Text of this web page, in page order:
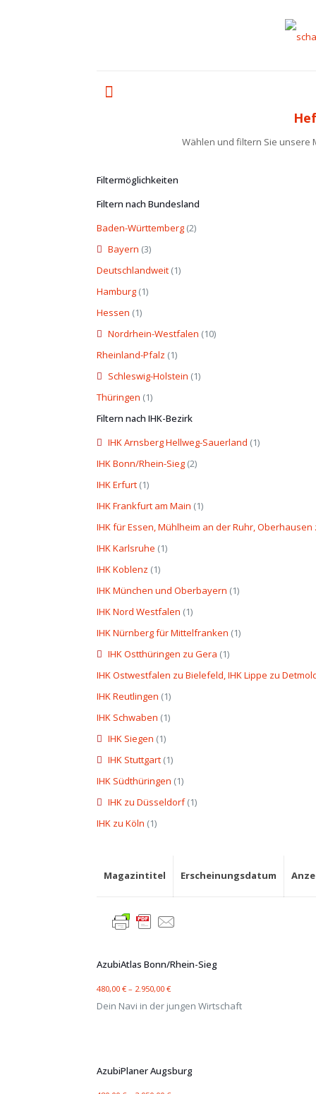
Wählen und filtern Sie unsere
Filtermöglichkeiten
Filtern nach Bundesland
Baden-Württemberg (2)
Bayern (3)
Deutschlandweit (1)
Hamburg (1)
Hessen (1)
Nordrhein-Westfalen (10)
Rheinland-Pfalz (1)
Schleswig-Holstein (1)
Thüringen (1)
Filtern nach IHK-Bezirk
IHK Arnsberg Hellweg-Sauerland (1)
IHK Bonn/Rhein-Sieg (2)
IHK Erfurt (1)
IHK Frankfurt am Main (1)
IHK für Essen, Mühlheim an der Ruhr, Oberhausen
IHK Karlsruhe (1)
IHK Koblenz (1)
IHK München und Oberbayern (1)
IHK Nord Westfalen (1)
IHK Nürnberg für Mittelfranken (1)
IHK Ostthüringen zu Gera (1)
IHK Ostwestfalen zu Bielefeld, IHK Lippe zu
IHK Reutlingen (1)
IHK Schwaben (1)
IHK Siegen (1)
IHK Stuttgart (1)
IHK Südthüringen (1)
IHK zu Düsseldorf (1)
IHK zu Köln (1)
Magazintitel Erscheinungsdatum
AzubiAtlas Bonn/Rhein-Sieg
480,00 € – 2.950,00 €
Dein Navi in der jungen Wirtschaft
AzubiPlaner Augsburg